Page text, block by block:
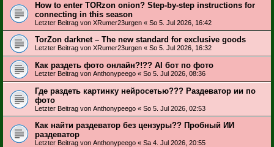
How to enter TORzon onion? Step-by-step instructions for
connecting in this season
Letzter Beitrag von XRumer23urgen « So 5. Jul 2026, 16:42
TorZon darknet – The new standard for exclusive goods
Letzter Beitrag von XRumer23urgen « So 5. Jul 2026, 16:32
Как раздеть фото онлайн?!?? AI бот по фото
Letzter Beitrag von Anthonypeego « So 5. Jul 2026, 08:36
Где раздеть картинку нейросетью??? Раздеватор ии по
фото
Letzter Beitrag von Anthonypeego « So 5. Jul 2026, 02:53
Как найти раздеватор без цензуры?? Пробный ИИ
раздеватор
Letzter Beitrag von Anthonypeego « Sa 4. Jul 2026, 20:55